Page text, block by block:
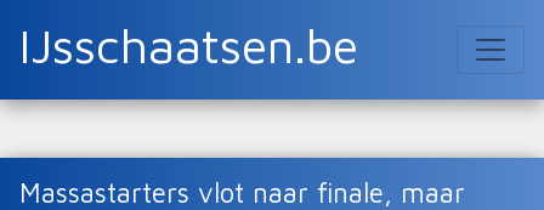
IJsschaatsen.be
Massastarters vlot naar finale, maar